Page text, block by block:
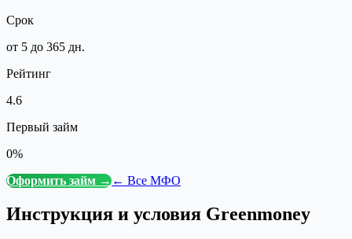
Срок
от 5 до 365 дн.
Рейтинг
4.6
Первый займ
0%
Оформить займ →← Все МФО
Инструкция и условия Greenmoney